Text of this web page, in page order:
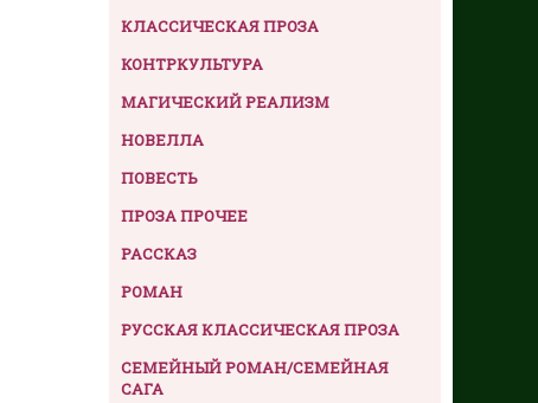
КЛАССИЧЕСКАЯ ПРОЗА
КОНТРКУЛЬТУРА
МАГИЧЕСКИЙ РЕАЛИЗМ
НОВЕЛЛА
ПОВЕСТЬ
ПРОЗА ПРОЧЕЕ
РАССКАЗ
РОМАН
РУССКАЯ КЛАССИЧЕСКАЯ ПРОЗА
СЕМЕЙНЫЙ РОМАН/СЕМЕЙНАЯ
САГА